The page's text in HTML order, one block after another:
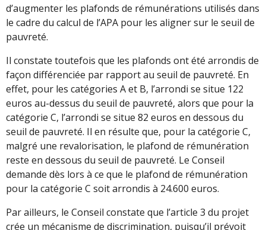
d’augmenter les plafonds de rémunérations utilisés dans
le cadre du calcul de l’APA pour les aligner sur le seuil de
pauvreté.
Il constate toutefois que les plafonds ont été arrondis de
façon différenciée par rapport au seuil de pauvreté. En
effet, pour les catégories A et B, l’arrondi se situe 122
euros au-dessus du seuil de pauvreté, alors que pour la
catégorie C, l’arrondi se situe 82 euros en dessous du
seuil de pauvreté. Il en résulte que, pour la catégorie C,
malgré une revalorisation, le plafond de rémunération
reste en dessous du seuil de pauvreté. Le Conseil
demande dès lors à ce que le plafond de rémunération
pour la catégorie C soit arrondis à 24.600 euros.
Par ailleurs, le Conseil constate que l’article 3 du projet
crée un mécanisme de discrimination, puisqu’il prévoit